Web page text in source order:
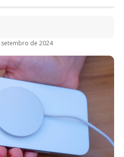
de 2024